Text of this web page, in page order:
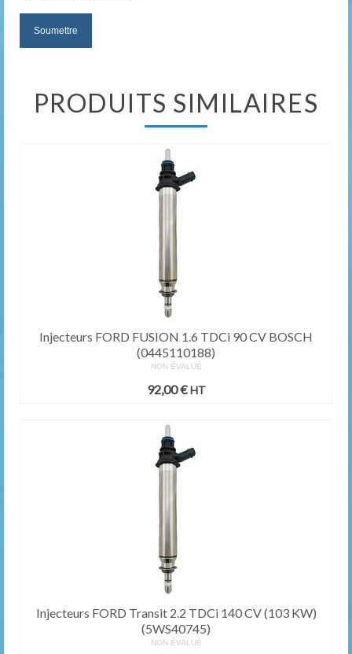
PRODUITS SIMILAIRES
Injecteurs FORD FUSION 1.6 TDCi 90 CV BOSCH
(0445110188)
NON ÉVALUÉ
92,00€ HT
Injecteurs FORD Transit 2.2 TDCi 140 CV (103 KW)
(5WS40745)
NON ÉVALUÉ